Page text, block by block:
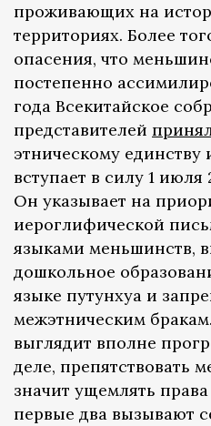
проживающих на
территориях. Более
опасения, что
постепенно
года Всекитайское
представителей
этническому единству
вступает в силу 1 июля
Он указывает на
иероглифической
языками меньшинств,
дошкольное
языке путунхуа и
межэтническим
выглядит вполне
деле, препятствовать
значит ущемлять
первые два вызывают